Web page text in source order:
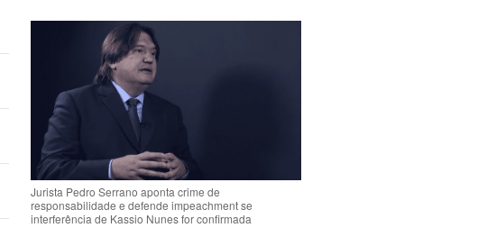
Jurista Pedro Serrano aponta crime de
responsabilidade e defende impeachment se
interferência de Kassio Nunes for confirmada